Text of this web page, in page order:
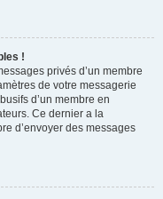
!
privés d’un membre
de votre messagerie
d’un membre en
Ce dernier a la
d’envoyer des messages